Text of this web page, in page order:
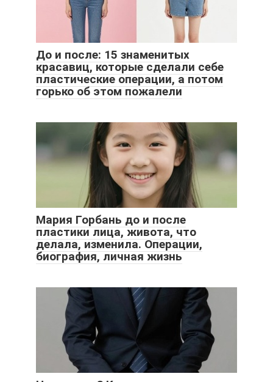
До и после: 15 знаменитых
красавиц, которые сделали себе
пластические операции, а потом
горько об этом пожалели
Мария Горбань до и после
пластики лица, живота, что
делала, изменила. Операции,
биография, личная жизнь